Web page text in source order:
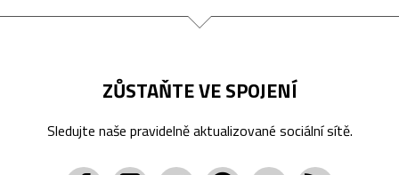
ZŮSTAŇTE VE SPOJENÍ
Sledujte naše pravidelně aktualizované sociální sítě.